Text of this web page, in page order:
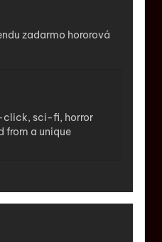
zadarmo hororová
click, sci-fi, horror
from a unique